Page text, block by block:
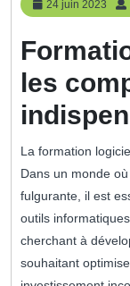
24 juin 2023
24
juin
les
La formation
Dans un monde
fulgurante, il est
outils
cherchant à
souhaitant